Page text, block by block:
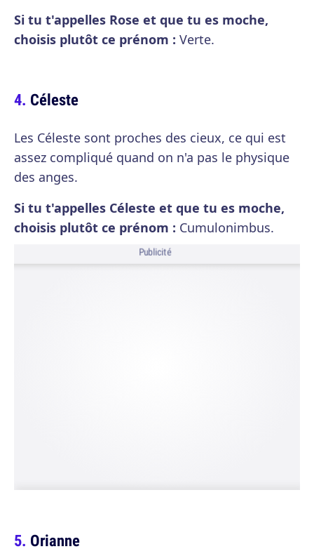
Si tu t'appelles Rose et que tu es moche,
choisis plutôt ce prénom : Verte.
Céleste
Les Céleste sont proches des cieux, ce qui est
assez compliqué quand on n'a pas le physique
des anges.
Si tu t'appelles Céleste et que tu es moche,
choisis plutôt ce prénom : Cumulonimbus.
Publicité
Orianne